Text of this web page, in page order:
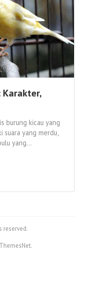
Karakter,
burung kicau yang
suara yang merdu,
yang...
reserved.